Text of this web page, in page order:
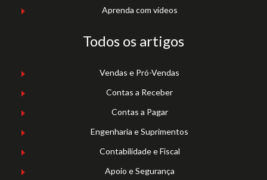
Aprenda com vídeos
Todos os artigos
Vendas e Pró-Vendas
Contas a Receber
Contas a Pagar
Engenharia e Suprimentos
Contabilidade e Fiscal
Apoio e Segurança